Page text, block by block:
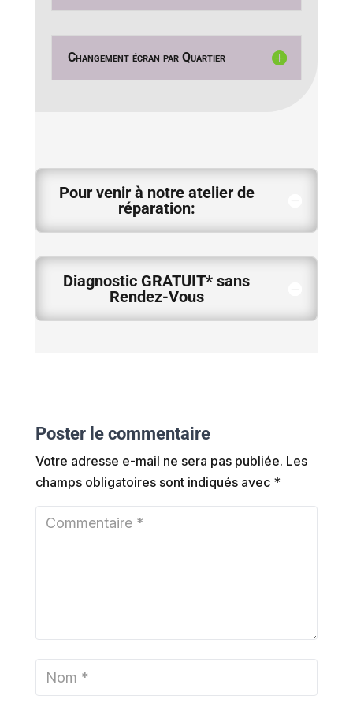
Changement écran par Quartier
Pour venir à notre atelier de
réparation:
Diagnostic GRATUIT* sans
Rendez-Vous
Poster le commentaire
Votre adresse e-mail ne sera pas publiée. Les
champs obligatoires sont indiqués avec *